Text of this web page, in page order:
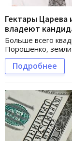
Гектары
владеют
Больше всего
Порошенко,
Подробнее